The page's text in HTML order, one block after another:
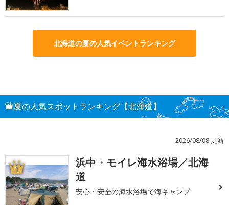
北海道の夏の人気イベントランキング
夏の人気スポットランキング【北海道】
2026/08/08 更新
1
浜中・モイレ海水浴場／北海
道
安心・安全の海水浴場で海キャンプ